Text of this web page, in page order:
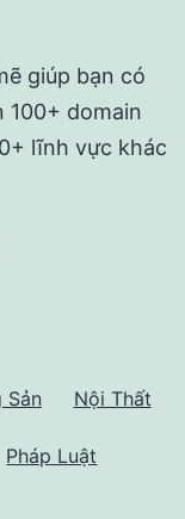
giúp bạn có
100+ domain
lĩnh vực khác
Sản Nội Thất
Pháp Luật